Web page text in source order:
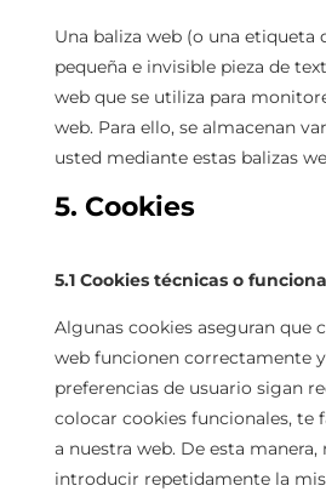
Una baliza web (o una etiqueta
pequeña e invisible pieza de
web que se utiliza para
web. Para ello, se almacenan
usted mediante estas balizas
5. Cookies
5.1 Cookies técnicas o
Algunas cookies aseguran que
web funcionen correctamente
preferencias de usuario sigan
colocar cookies funcionales, te
a nuestra web. De esta manera,
introducir repetidamente la